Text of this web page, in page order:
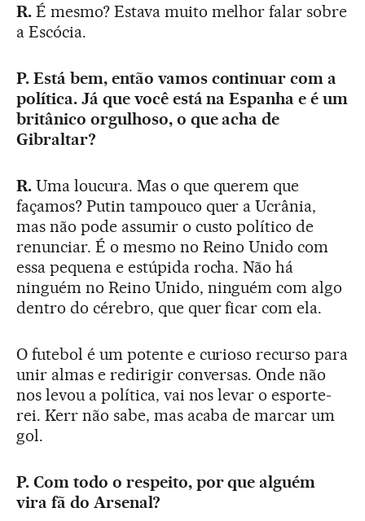
R.É mesmo? Estava muito melhor falar sobre
a Escócia.
P. Está bem, então vamos continuar com a
política. Já que você está na Espanha e é um
britânico orgulhoso, o que acha de
Gibraltar?
R.Uma loucura. Mas o que querem que
façamos? Putin tampouco quer a Ucrânia,
mas não pode assumir o custo político de
renunciar. É o mesmo no Reino Unido com
essa pequena e estúpida rocha. Não há
ninguém no Reino Unido, ninguém com algo
dentro do cérebro, que quer ficar com ela.
O futebol é um potente e curioso recurso para
unir almas e redirigir conversas. Onde não
nos levou a política, vai nos levar o esporte-
rei. Kerr não sabe, mas acaba de marcar um
gol.
P. Com todo o respeito, por que alguém
vira fã do Arsenal?